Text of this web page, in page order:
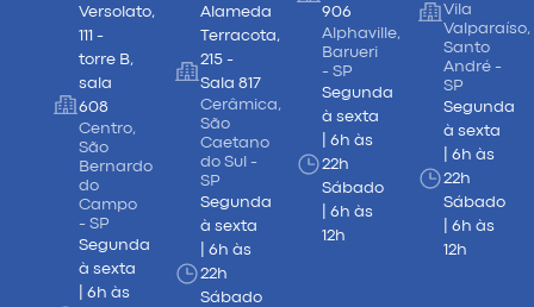
Versolato,
111 -
torre B,
sala
608
Centro,
São
Bernardo
do
Campo
- SP
Segunda
à sexta
| 6h às
Alameda
Terracota,
215 -
Sala 817
Cerâmica,
São
Caetano
do Sul -
SP
Segunda
à sexta
| 6h às
22h
Sábado
906
Alphaville,
Barueri
- SP
Segunda
à sexta
| 6h às
22h
Sábado
| 6h às
12h
Vila
Valparaíso,
Santo
André -
SP
Segunda
à sexta
| 6h às
22h
Sábado
| 6h às
12h